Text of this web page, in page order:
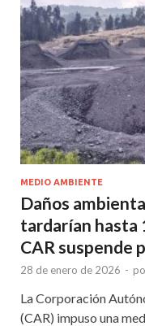
MEDIO AMBIENTE
Daños
tardarían hasta
CAR suspende
28 de enero de 2026 -
La Corporación
(CAR) impuso una